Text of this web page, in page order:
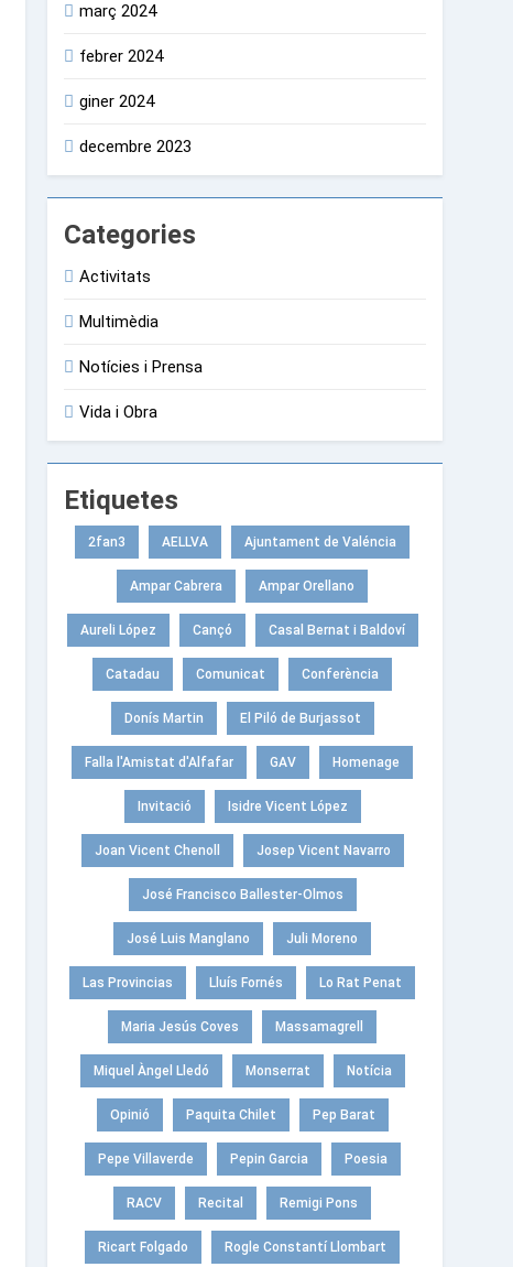
març 2024
febrer 2024
giner 2024
decembre 2023
Categories
Activitats
Multimèdia
Notícies i Prensa
Vida i Obra
Etiquetes
2fan3 AELLVA Ajuntament de Valéncia
Ampar Cabrera Ampar Orellano
Aureli López Cançó Casal Bernat i Baldoví
Catadau Comunicat Conferència
Donís Martin El Piló de Burjassot
Falla l'Amistat d'Alfafar GAV Homenage
Invitació Isidre Vicent López
Joan Vicent Chenoll Josep Vicent Navarro
José Francisco Ballester-Olmos
José Luis Manglano Juli Moreno
Las Provincias Lluís Fornés Lo Rat Penat
Maria Jesús Coves Massamagrell
Miquel Àngel Lledó Monserrat Notícia
Opinió Paquita Chilet Pep Barat
Pepe Villaverde Pepin Garcia Poesia
RACV Recital Remigi Pons
Ricart Folgado Rogle Constantí Llombart